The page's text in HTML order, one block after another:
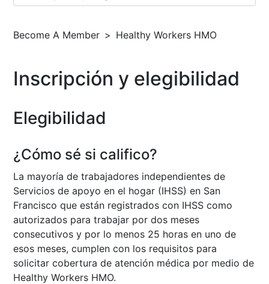
Become A Member Healthy Workers HMO
Inscripción y elegibilidad
Elegibilidad
¿Cómo sé si califico?
La mayoría de trabajadores independientes de
Servicios de apoyo en el hogar (IHSS) en San
Francisco que están registrados con IHSS como
autorizados para trabajar por dos meses
consecutivos y por lo menos 25 horas en uno de
esos meses, cumplen con los requisitos para
solicitar cobertura de atención médica por medio de
Healthy Workers HMO.